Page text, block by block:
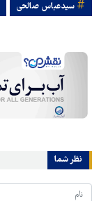
سیدعباس صالحی
نظر شما